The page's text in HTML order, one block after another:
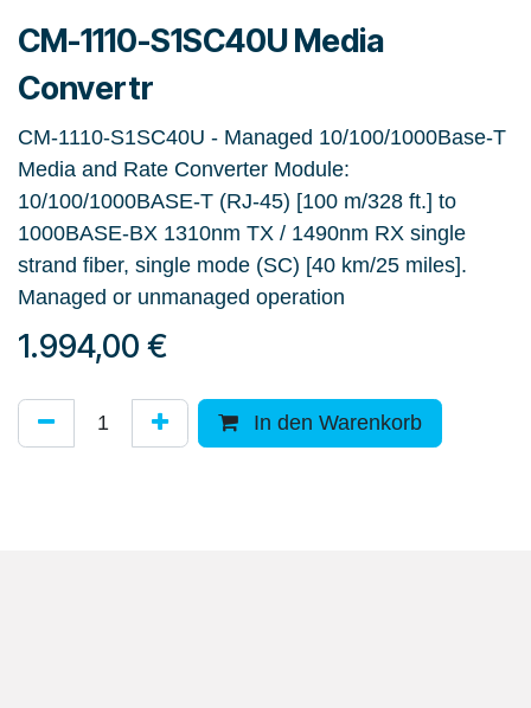
CM-1110-S1SC40U Media
Convertr
CM-1110-S1SC40U - Managed 10/100/1000Base-T
Media and Rate Converter Module:
10/100/1000BASE-T (RJ-45) [100 m/328 ft.] to
1000BASE-BX 1310nm TX / 1490nm RX single
strand fiber, single mode (SC) [40 km/25 miles].
Managed or unmanaged operation
1.994,00 €
In den Warenkorb